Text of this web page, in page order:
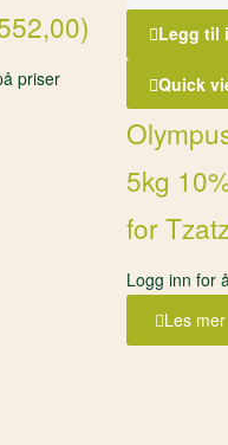
priser
Legg til
Quick
5kg
for
Logg inn for
Les mer